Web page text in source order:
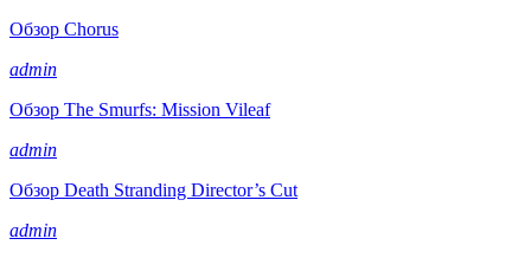
Обзор Chorus
admin
Обзор The Smurfs: Mission Vileaf
admin
Обзор Death Stranding Director’s Cut
admin